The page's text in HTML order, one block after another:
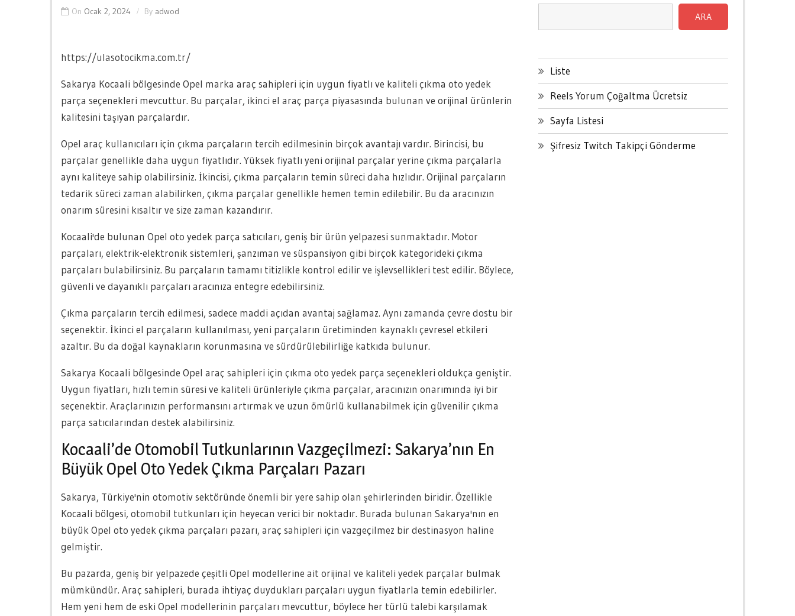
On Ocak 2, 2024 By adwod
https://ulasotocikma.com.tr/
Sakarya Kocaali bölgesinde Opel marka araç sahipleri için uygun fiyatlı ve kaliteli çıkma oto yedek
parça seçenekleri mevcuttur. Bu parçalar, ikinci el araç parça piyasasında bulunan ve orijinal ürünlerin
kalitesini taşıyan parçalardır.
Opel araç kullanıcıları için çıkma parçaların tercih edilmesinin birçok avantajı vardır. Birincisi, bu
parçalar genellikle daha uygun fiyatlıdır. Yüksek fiyatlı yeni orijinal parçalar yerine çıkma parçalarla
aynı kaliteye sahip olabilirsiniz. İkincisi, çıkma parçaların temin süreci daha hızlıdır. Orijinal parçaların
tedarik süreci zaman alabilirken, çıkma parçalar genellikle hemen temin edilebilir. Bu da aracınızın
onarım süresini kısaltır ve size zaman kazandırır.
Kocaali'de bulunan Opel oto yedek parça satıcıları, geniş bir ürün yelpazesi sunmaktadır. Motor
parçaları, elektrik-elektronik sistemleri, şanzıman ve süspansiyon gibi birçok kategorideki çıkma
parçaları bulabilirsiniz. Bu parçaların tamamı titizlikle kontrol edilir ve işlevsellikleri test edilir. Böylece,
güvenli ve dayanıklı parçaları aracınıza entegre edebilirsiniz.
Çıkma parçaların tercih edilmesi, sadece maddi açıdan avantaj sağlamaz. Aynı zamanda çevre dostu bir
seçenektir. İkinci el parçaların kullanılması, yeni parçaların üretiminden kaynaklı çevresel etkileri
azaltır. Bu da doğal kaynakların korunmasına ve sürdürülebilirliğe katkıda bulunur.
Sakarya Kocaali bölgesinde Opel araç sahipleri için çıkma oto yedek parça seçenekleri oldukça geniştir.
Uygun fiyatları, hızlı temin süresi ve kaliteli ürünleriyle çıkma parçalar, aracınızın onarımında iyi bir
seçenektir. Araçlarınızın performansını artırmak ve uzun ömürlü kullanabilmek için güvenilir çıkma
parça satıcılarından destek alabilirsiniz.
Kocaali’de Otomobil Tutkunlarının Vazgeçilmezi: Sakarya’nın En
Büyük Opel Oto Yedek Çıkma Parçaları Pazarı
Sakarya, Türkiye'nin otomotiv sektöründe önemli bir yere sahip olan şehirlerinden biridir. Özellikle
Kocaali bölgesi, otomobil tutkunları için heyecan verici bir noktadır. Burada bulunan Sakarya'nın en
büyük Opel oto yedek çıkma parçaları pazarı, araç sahipleri için vazgeçilmez bir destinasyon haline
gelmiştir.
Bu pazarda, geniş bir yelpazede çeşitli Opel modellerine ait orijinal ve kaliteli yedek parçalar bulmak
mümkündür. Araç sahipleri, burada ihtiyaç duydukları parçaları uygun fiyatlarla temin edebilirler.
Hem yeni hem de eski Opel modellerinin parçaları mevcuttur, böylece her türlü talebi karşılamak
ARA
Liste
Reels Yorum Çoğaltma Ücretsiz
Sayfa Listesi
Şifresiz Twitch Takipçi Gönderme